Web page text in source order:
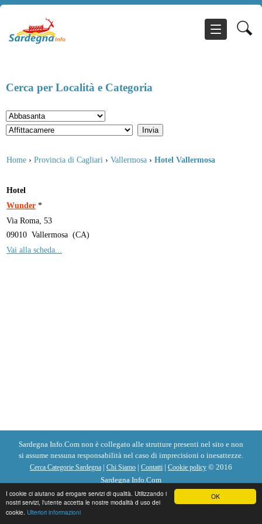
OK
I cookie ci aiutano ad erogare servizi di qualità. Utilizzando i
nostri servizi, l'utente accetta le nostre modalità d uso dei
cookie. Ulteriori informazioni
Cerca per Località e Categoria
Home › Provincia di Cagliari › Vallermosa › Hotel Vallermosa
Hotel
Wunder *
Via Roma, 53
09010 Vallermosa (CA)
Vai alla scheda...
Sardegna Info.Com non è collegato alle strutture presenti nel sito e non
si assume nessuna responsabilità nel caso di imprecisioni o inesattezze.
Cerca Categorie Sardegna | Chi Siamo | Contatti | Cookie policy © 2016
Sardegna Info.Com